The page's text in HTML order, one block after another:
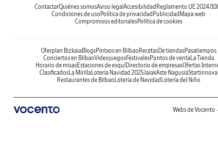
ContactarQuiénes somosAviso legal Accesibilidad Reglamento UE 2024/
Condiciones de uso Política de privacidad Publicidad Mapa web
Compromisos editorialesPolítica de cookies
Oferplan Bizkaia BlogsPintxos en Bilbao RecetasDe tiendasPasatiempos
Conciertos en BilbaoVideojuegosFestivalesPuntos de venta La Tienda
Horario de misasEstaciones de esquíDirectorio de empresasOfertas
ClasificadosLa Mirilla Lotería Navidad 2025JaiakAste NagusiaStartinnova
Restaurantes de Bilbao Lotería de Navidad Lotería del Niño
Webs de Vocento